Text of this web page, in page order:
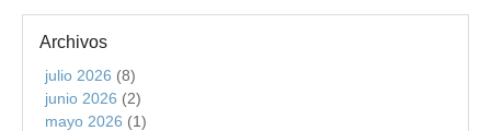
Archivos
julio 2026 (8)
junio 2026 (2)
mayo 2026 (1)